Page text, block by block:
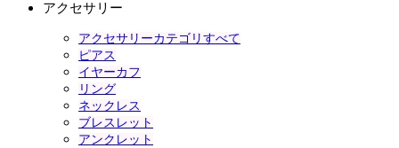
アクセサリー
アクセサリーカテゴリすべて
ピアス
イヤーカフ
リング
ネックレス
ブレスレット
アンクレット